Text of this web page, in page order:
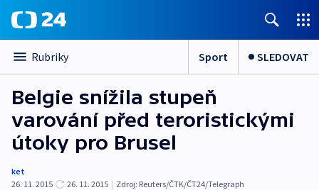
Rubriky Sport SLEDOVAT
Belgie snížila stupeň
varování před teroristickými
útoky pro Brusel
ket
26. 11. 2015
26. 11. 2015 | Zdroj: Reuters/ČTK/ČT24/Telegraph